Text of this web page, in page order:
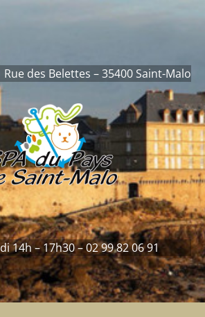
Rue des Belettes – 35400 Saint-Malo
14h – 17h30 – 02 99 82 06 91